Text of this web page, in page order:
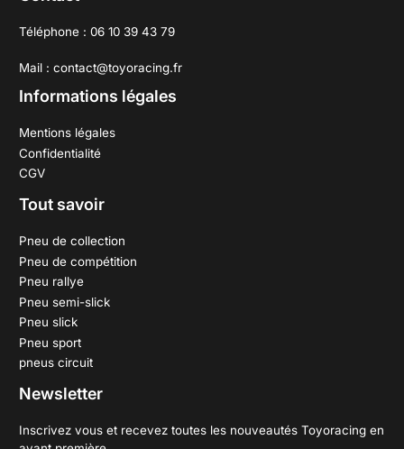
Téléphone : 06 10 39 43 79
Mail : contact@toyoracing.fr
Informations légales
Mentions légales
Confidentialité
CGV
Tout savoir
Pneu de collection
Pneu de compétition
Pneu rallye
Pneu semi-slick
Pneu slick
Pneu sport
pneus circuit
Newsletter
Inscrivez vous et recevez toutes les nouveautés Toyoracing en